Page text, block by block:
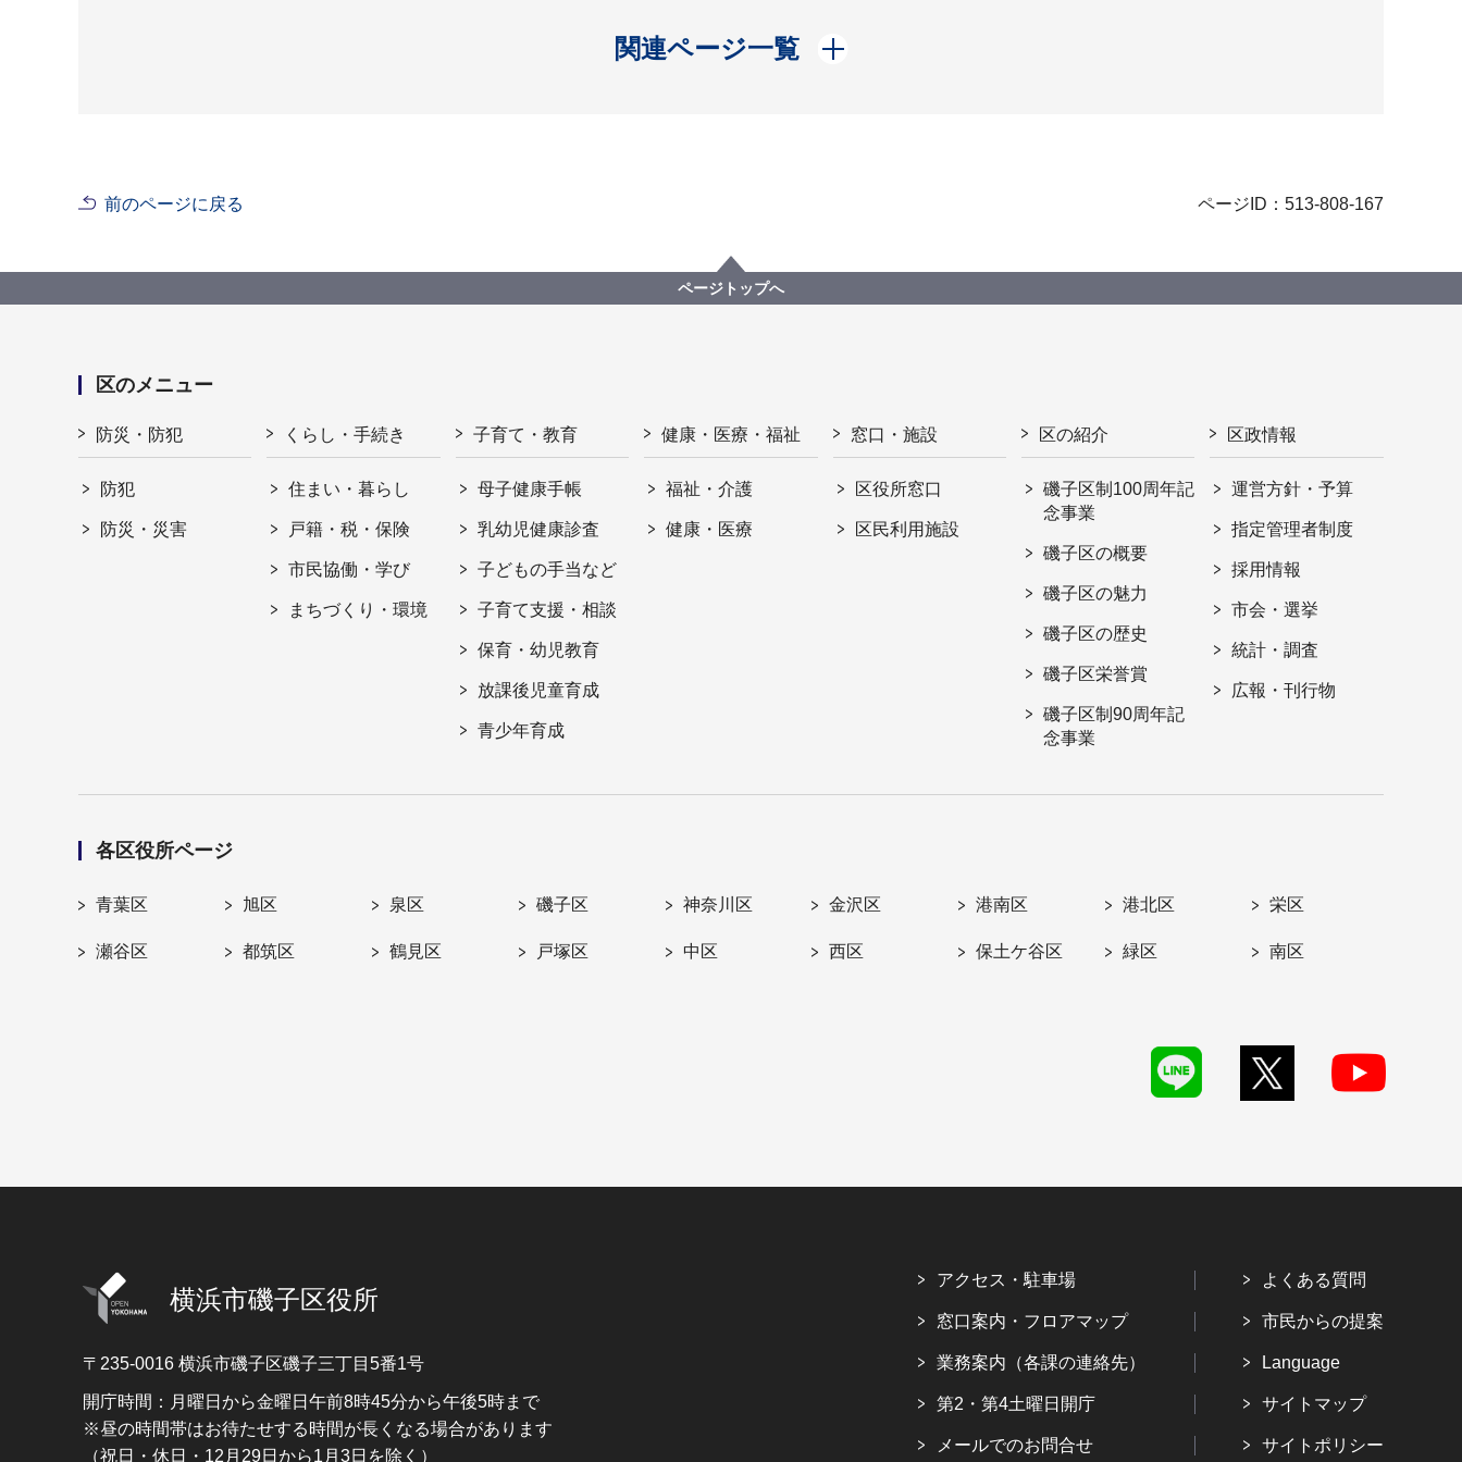
関連ページ一覧
開く
前のページに戻る ページID：513-808-167
ページトップへ
区のメニュー
防災・防犯
防犯
防災・災害
くらし・手続き
住まい・暮らし
戸籍・税・保険
市民協働・学び
まちづくり・環境
子育て・教育
母子健康手帳
乳幼児健康診査
子どもの手当など
子育て支援・相談
保育・幼児教育
放課後児童育成
青少年育成
健康・医療・福祉
福祉・介護
健康・医療
窓口・施設
区役所窓口
区民利用施設
区の紹介
磯子区制100周年記
念事業
磯子区の概要
磯子区の魅力
磯子区の歴史
磯子区栄誉賞
磯子区制90周年記
念事業
区政情報
運営方針・予算
指定管理者制度
採用情報
市会・選挙
統計・調査
広報・刊行物
各区役所ページ
青葉区 旭区 泉区 磯子区 神奈川区 金沢区 港南区 港北区 栄区
瀬谷区 都筑区 鶴見区 戸塚区 中区 西区 保土ケ谷区 緑区 南区
横浜市磯子区役所
〒235-0016 横浜市磯子区磯子三丁目5番1号
開庁時間：月曜日から金曜日午前8時45分から午後5時まで
※昼の時間帯はお待たせする時間が長くなる場合があります
（祝日・休日・12月29日から1月3日を除く）
アクセス・駐車場
窓口案内・フロアマップ
業務案内（各課の連絡先）
第2・第4土曜日開庁
メールでのお問合せ
よくある質問
市民からの提案
Language
サイトマップ
サイトポリシー